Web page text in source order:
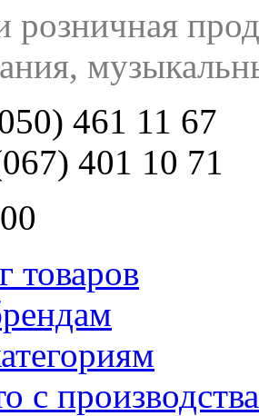
розничная
461 11 67
401 10 71
товаров
с производства